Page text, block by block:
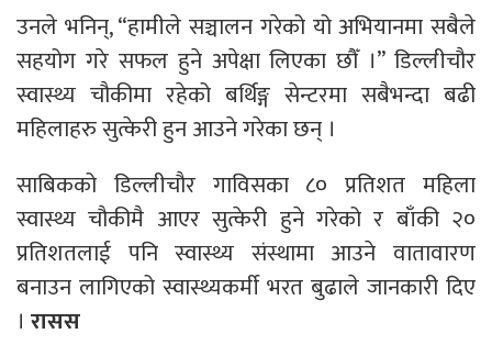
उनले भनिन्, “हामीले सञ्चालन गरेको यो अभियानमा सबैले
सहयोग गरे सफल हुने अपेक्षा लिएका छौँ ।” डिल्लीचौर
स्वास्थ्य चौकीमा रहेको बर्थिङ्ग सेन्टरमा सबैभन्दा बढी
महिलाहरु सुत्केरी हुन आउने गरेका छन् ।
साबिकको डिल्लीचौर गाविसका ८० प्रतिशत महिला
स्वास्थ्य चौकीमै आएर सुत्केरी हुने गरेको र बाँकी २०
प्रतिशतलाई पनि स्वास्थ्य संस्थामा आउने वातावारण
बनाउन लागिएको स्वास्थ्यकर्मी भरत बुढाले जानकारी दिए
। रासस